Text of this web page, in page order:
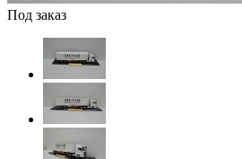
Под заказ